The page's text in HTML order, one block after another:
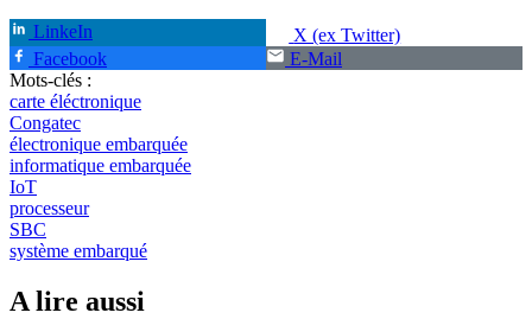
LinkeIn
X (ex Twitter)
Facebook
E-Mail
Mots-clés :
carte éléctronique
Congatec
électronique embarquée
informatique embarquée
IoT
processeur
SBC
système embarqué
A lire aussi